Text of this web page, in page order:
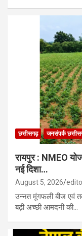
छत्तीसगढ़ जनसंपर्क
रायपुर : NMEO
नई दिशा…
August 5, 2026
उन्नत मूंगफली बीज एवं
बढ़ी अच्छी आमदनी की…